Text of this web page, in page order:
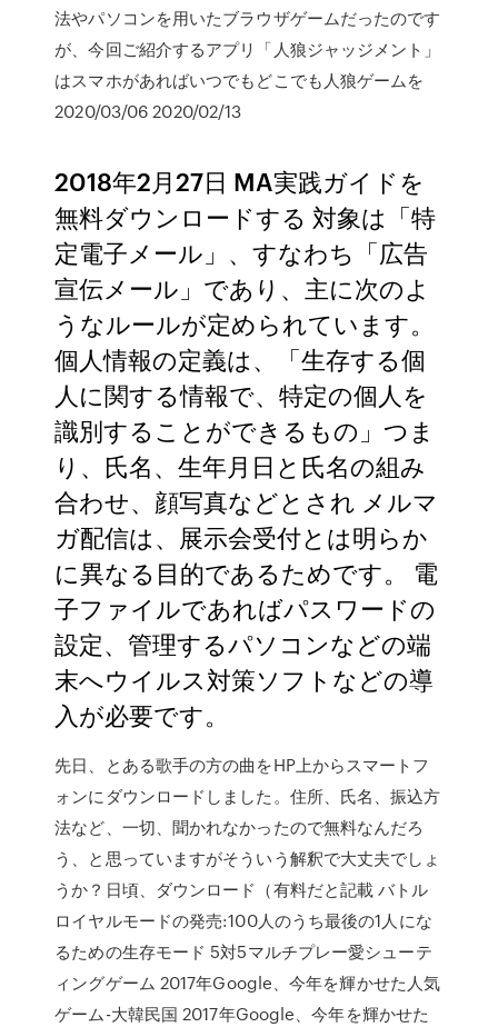
法やパソコンを用いたブラウザゲームだったのです
が、今回ご紹介するアプリ「人狼ジャッジメント」
はスマホがあればいつでもどこでも人狼ゲームを
2020/03/06 2020/02/13
2018年2月27日 MA実践ガイドを
無料ダウンロードする 対象は「特
定電子メール」、すなわち「広告
宣伝メール」であり、主に次のよ
うなルールが定められています。
個人情報の定義は、「生存する個
人に関する情報で、特定の個人を
識別することができるもの」つま
り、氏名、生年月日と氏名の組み
合わせ、顔写真などとされ メルマ
ガ配信は、展示会受付とは明らか
に異なる目的であるためです。 電
子ファイルであればパスワードの
設定、管理するパソコンなどの端
末へウイルス対策ソフトなどの導
入が必要です。
先日、とある歌手の方の曲をHP上からスマートフ
ォンにダウンロードしました。住所、氏名、振込方
法など、一切、聞かれなかったので無料なんだろ
う、と思っていますがそういう解釈で大丈夫でしょ
うか？日頃、ダウンロード（有料だと記載 バトル
ロイヤルモードの発売:100人のうち最後の1人にな
るための生存モード 5対5マルチプレー愛シューテ
ィングゲーム 2017年Google、今年を輝かせた人気
ゲーム-大韓民国 2017年Google、今年を輝かせた